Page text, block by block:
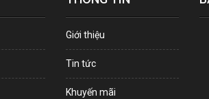
Giới thiệu
Tin tức
Khuyến mãi